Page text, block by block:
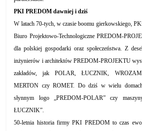
PKI PREDOM dawniej i dziś
W latach 70-tych, w czasie boomu gierkowskiego,
Biuro Projektowo-Technologiczne PREDOM-
dla polskiej gospodarki oraz społeczeństwa. Z
inżynierów i architektów PREDOM-PROJEKTU
zakładów, jak POLAR, ŁUCZNIK,
MERTON czy ROMET. Do dziś w wielu
słynnym logo „PREDOM-POLAR” czy
ŁUCZNIK”.
50-letnia historia firmy PKI PREDOM to czas